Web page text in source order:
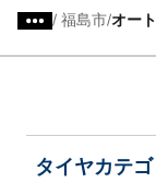
/ 福島市 オー
タイヤカテ